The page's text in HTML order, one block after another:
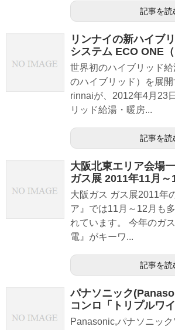
記事を読
リンナイの新ハイブ
システム ECO ONE（
世界初のハイブリッド
のハイブリッド）を展開
rinnaiが、2012年4月23
リッド給湯・暖房...
記事を読
大阪北東エリア会場
ガス展 2011年11月～
大阪ガス ガス展2011年
ア』では11月～12月も
れています。 今年のガ
電』がキーワ...
記事を読
パナソニック
コンロ「トリプルワ
Panasonic,パナソニッ